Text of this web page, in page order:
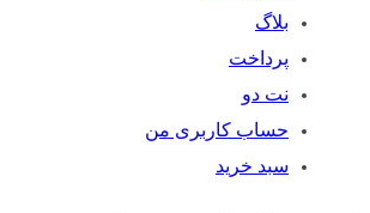
بلاگ
پرداخت
نت دو
حساب کاربری من
سبد خرید